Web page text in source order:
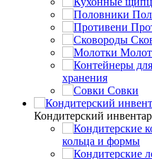
хранения
Совки
Кондитерский
кольца и формы